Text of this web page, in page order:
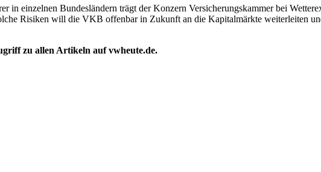
in einzelnen Bundesländern trägt der Konzern Versicherungskammer bei
Risiken will die VKB offenbar in Zukunft an die Kapitalmärkte weiterleiten
zu allen Artikeln auf vwheute.de.